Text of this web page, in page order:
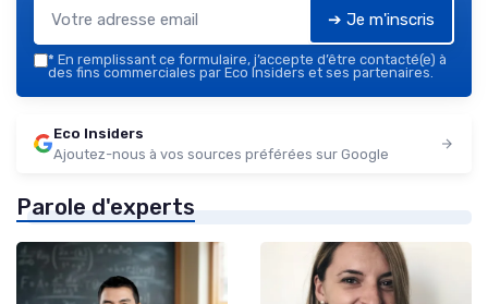
➔ Je m'inscris
* En remplissant ce formulaire, j’accepte d’être contacté(e) à
des fins commerciales par Eco Insiders et ses partenaires.
Eco Insiders
Ajoutez-nous à vos sources préférées sur Google
Parole d'experts